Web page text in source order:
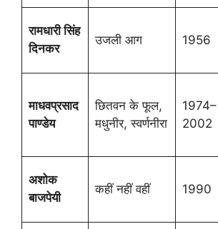
रामधारी सिंह
दिनकर
उजली आग 1956
माधवप्रसाद
पाण्डेय
छितवन के फूल,
मधुनीर, स्वर्णनीरा
1974–
2002
अशोक
बाजपेयी
कहीं नहीं वहीं 1990